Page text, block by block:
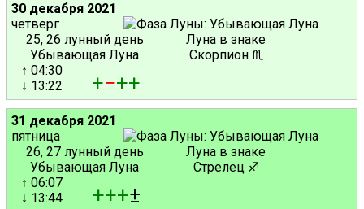
30 декабря 2021
четверг
25, 26 лунный день
Убывающая Луна
Луна в знаке
Скорпион ♏
↑ 04:30
↓ 13:22
+−++
31 декабря 2021
пятница
26, 27 лунный день
Убывающая Луна
Луна в знаке
Стрелец ♐
↑ 06:07
↓ 13:44
+++±